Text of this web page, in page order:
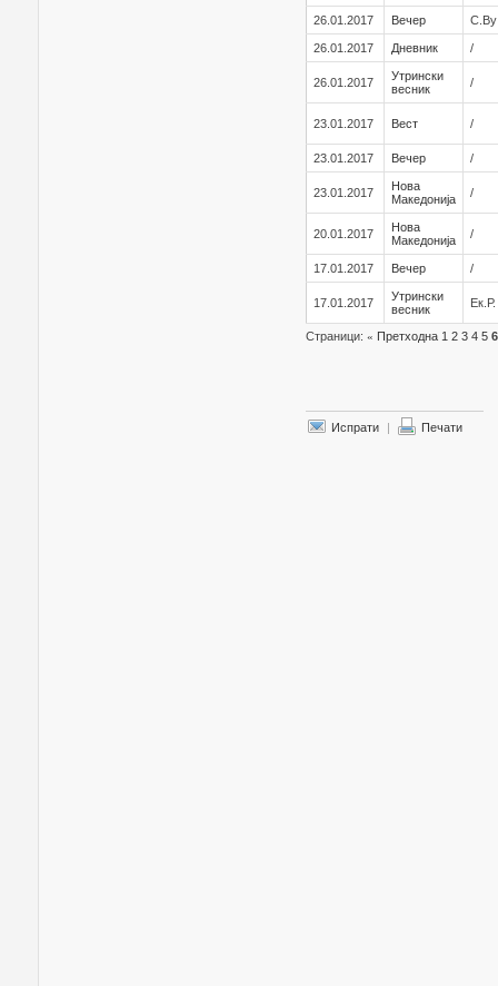
26.01.2017 Вечер
26.01.2017 Дневник /
26.01.2017
Утрински
весник
/
23.01.2017 Вест /
23.01.2017 Вечер /
23.01.2017
Нова
Македонија
/
20.01.2017
Нова
Македонија
/
17.01.2017 Вечер /
17.01.2017
Утрински
весник
Ек.Р.
Страници: « Претходна 1 2 3 4 5 6
Испрати | Печати